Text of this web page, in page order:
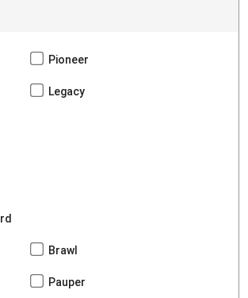
Pioneer
Legacy
Brawl
Pauper